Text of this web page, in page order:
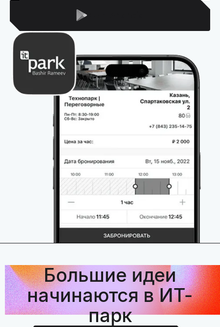
Большие идеи
начинаются в ИТ-
парк